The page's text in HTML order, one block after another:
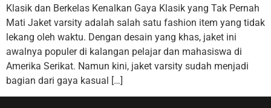
Klasik dan Berkelas Kenalkan Gaya Klasik yang Tak Pernah
Mati Jaket varsity adalah salah satu fashion item yang tidak
lekang oleh waktu. Dengan desain yang khas, jaket ini
awalnya populer di kalangan pelajar dan mahasiswa di
Amerika Serikat. Namun kini, jaket varsity sudah menjadi
bagian dari gaya kasual […]